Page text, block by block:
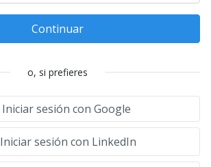
Continuar
o, si prefieres
Iniciar sesión con Google
Iniciar sesión con LinkedIn